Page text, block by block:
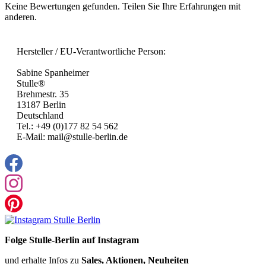
Keine Bewertungen gefunden. Teilen Sie Ihre Erfahrungen mit
anderen.
Hersteller / EU-Verantwortliche Person:
Sabine Spanheimer
Stulle®
Brehmestr. 35
13187 Berlin
Deutschland
Tel.: +49 (0)177 82 54 562
E-Mail: mail@stulle-berlin.de
Folge Stulle-Berlin auf Instagram
und erhalte Infos zu Sales, Aktionen, Neuheiten